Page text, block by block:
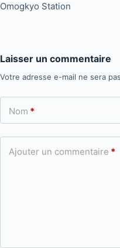
Omogkyo Station
Laisser un commentaire
Votre adresse e-mail ne sera
Nom *
Ajouter un commentaire *